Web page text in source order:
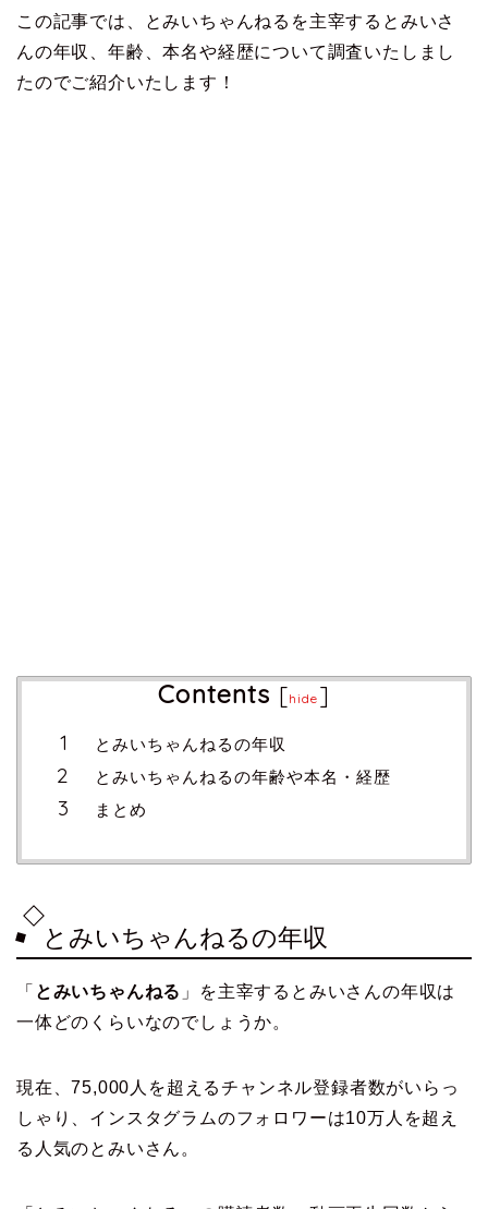
この記事では、とみいちゃんねるを主宰するとみいさ
んの年収、年齢、本名や経歴について調査いたしまし
たのでご紹介いたします！
Contents [hide ]
とみいちゃんねるの年収
とみいちゃんねるの年齢や本名・経歴
まとめ
とみいちゃんねるの年収
「 とみいちゃんねる 」を主宰するとみいさんの年収は
一体どのくらいなのでしょうか。
現在、75,000人を超えるチャンネル登録者数がいらっ
しゃり、インスタグラムのフォロワーは10万人を超え
る人気のとみいさん。